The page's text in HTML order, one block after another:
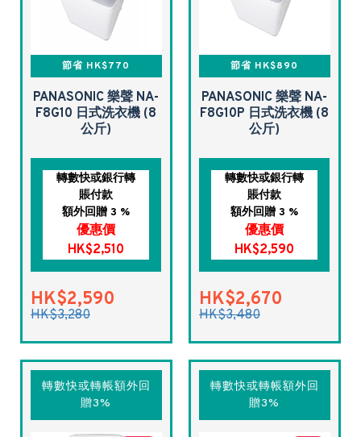
節省 HK$770
PANASONIC 樂聲 NA-
F8G10 日式洗衣機 (8
公斤)
轉數快或銀行轉
賬付款
額外回贈 3 %
優惠價
HK$2,510
HK$2,590
HK$3,280
節省 HK$890
PANASONIC 樂聲 NA-
F8G10P 日式洗衣機 (8
公斤)
轉數快或銀行轉
賬付款
額外回贈 3 %
優惠價
HK$2,590
HK$2,670
HK$3,480
轉數快或轉帳額外回
贈3%
轉數快或轉帳額外回
贈3%